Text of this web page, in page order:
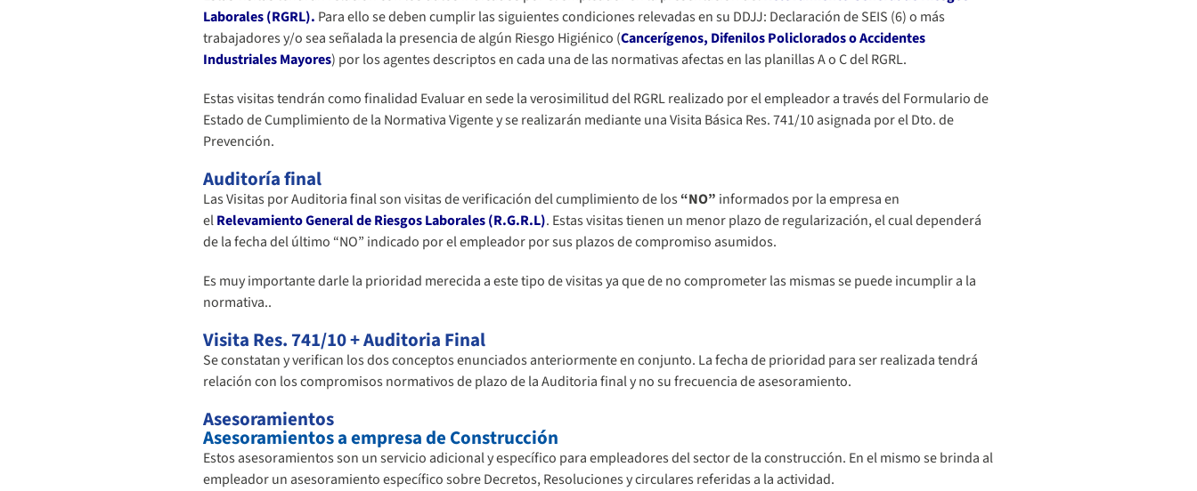
Laborales (RGRL). Para ello se deben cumplir las siguientes condiciones relevadas en su DDJJ: Declaración de SEIS (6) o más
trabajadores y/o sea señalada la presencia de algún Riesgo Higiénico (Cancerígenos, Difenilos Policlorados o Accidentes
Industriales Mayores) por los agentes descriptos en cada una de las normativas afectas en las planillas A o C del RGRL.
Estas visitas tendrán como finalidad Evaluar en sede la verosimilitud del RGRL realizado por el empleador a través del Formulario de
Estado de Cumplimiento de la Normativa Vigente y se realizarán mediante una Visita Básica Res. 741/10 asignada por el Dto. de
Prevención.
Auditoría final
Las Visitas por Auditoria final son visitas de verificación del cumplimiento de los“NO” informados por la empresa en
elRelevamiento General de Riesgos Laborales (R.G.R.L). Estas visitas tienen un menor plazo de regularización, el cual dependerá
de la fecha del último “NO” indicado por el empleador por sus plazos de compromiso asumidos.
Es muy importante darle la prioridad merecida a este tipo de visitas ya que de no comprometer las mismas se puede incumplir a la
normativa..
Visita Res. 741/10 + Auditoria Final
Se constatan y verifican los dos conceptos enunciados anteriormente en conjunto. La fecha de prioridad para ser realizada tendrá
relación con los compromisos normativos de plazo de la Auditoria final y no su frecuencia de asesoramiento.
Asesoramientos
Asesoramientos a empresa de Construcción
Estos asesoramientos son un servicio adicional y específico para empleadores del sector de la construcción. En el mismo se brinda al
empleador un asesoramiento específico sobre Decretos, Resoluciones y circulares referidas a la actividad.